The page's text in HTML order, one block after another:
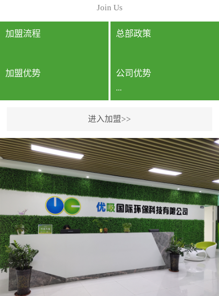
内空间都有整体消毒的需
要。因为空间内人流携带
的、空气...
法，空气采样量准确，检
测结果可靠，远胜于其他
检测...
Join Us
加盟流程 总部政策
加盟优势 公司优势
...
专利保护优势、双甲资质
企业（“室内环境净化治理
甲级施工资质”“室内环境
污染治理资质等级证
书”）、拥有多名高级《环
境工程高级工程师》室内
空气治理资格认证的治理
人员、掌握室内空气净化
治理实用技术和五项专利
技术、八项计算机软件著
作权登记证书等。研发实
进入加盟>>